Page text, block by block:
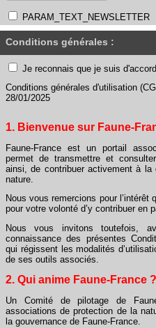
PARAM_TEXT_NEWSLETTER
Conditions générales :
Je reconnais que je suis
Conditions générales d'utilisation
28/01/2025
1. Bienvenue sur Faune-
Faune-France est un portail
permet de transmettre et
ainsi, de contribuer activement à
nature.
Nous vous remercions pour
pour votre volonté d’y contribuer en
Nous vous invitons toutefois,
connaissance des présentes
qui régissent les modalités
de ses outils associés.
2. Qui anime Faune-France ?
Un Comité de pilotage de
associations de protection de la
la gouvernance de Faune-France.